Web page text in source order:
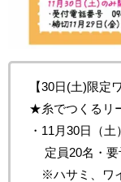
【30日(土)限定
★糸でつくるリ
・11月30日（
定員20名・要
※ハサミ、ワ